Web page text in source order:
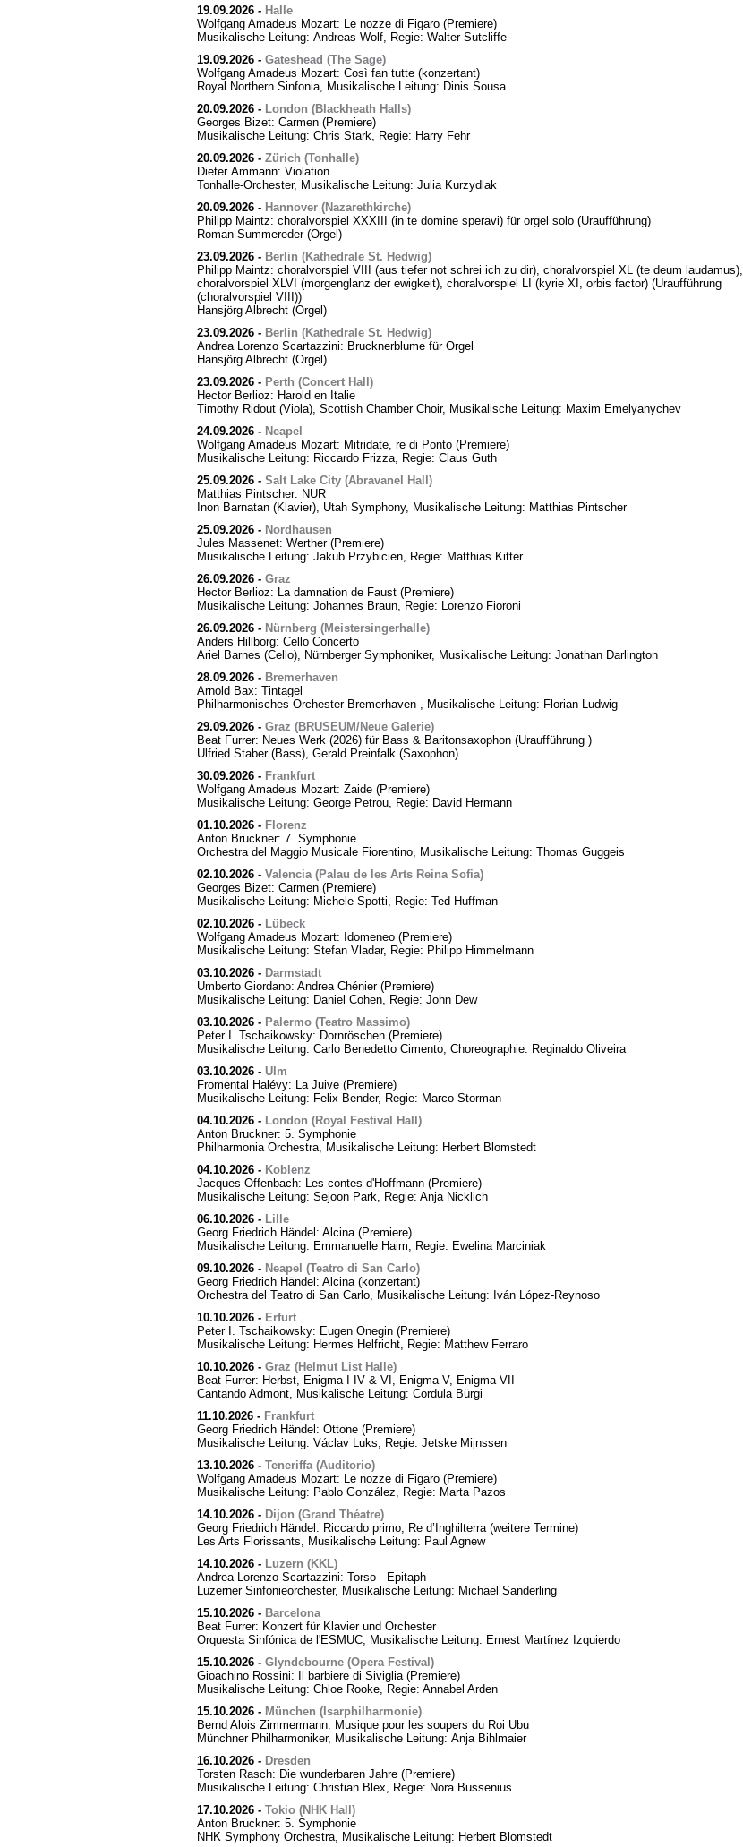
19.09.2026- Halle
Wolfgang Amadeus Mozart: Le nozze di Figaro (Premiere)
Musikalische Leitung: Andreas Wolf, Regie: Walter Sutcliffe
19.09.2026- Gateshead (The Sage)
Wolfgang Amadeus Mozart: Così fan tutte (konzertant)
Royal Northern Sinfonia, Musikalische Leitung: Dinis Sousa
20.09.2026- London (Blackheath Halls)
Georges Bizet: Carmen (Premiere)
Musikalische Leitung: Chris Stark, Regie: Harry Fehr
20.09.2026- Zürich (Tonhalle)
Dieter Ammann: Violation
Tonhalle-Orchester, Musikalische Leitung: Julia Kurzydlak
20.09.2026- Hannover (Nazarethkirche)
Philipp Maintz: choralvorspiel XXXIII (in te domine speravi) für orgel solo (Uraufführung)
Roman Summereder (Orgel)
23.09.2026- Berlin (Kathedrale St. Hedwig)
Philipp Maintz: choralvorspiel VIII (aus tiefer not schrei ich zu dir), choralvorspiel XL (te deum laudamus),
choralvorspiel XLVI (morgenglanz der ewigkeit), choralvorspiel LI (kyrie XI, orbis factor) (Uraufführung
(choralvorspiel VIII))
Hansjörg Albrecht (Orgel)
23.09.2026- Berlin (Kathedrale St. Hedwig)
Andrea Lorenzo Scartazzini: Brucknerblume für Orgel
Hansjörg Albrecht (Orgel)
23.09.2026- Perth (Concert Hall)
Hector Berlioz: Harold en Italie
Timothy Ridout (Viola), Scottish Chamber Choir, Musikalische Leitung: Maxim Emelyanychev
24.09.2026- Neapel
Wolfgang Amadeus Mozart: Mitridate, re di Ponto (Premiere)
Musikalische Leitung: Riccardo Frizza, Regie: Claus Guth
25.09.2026- Salt Lake City (Abravanel Hall)
Matthias Pintscher: NUR
Inon Barnatan (Klavier), Utah Symphony, Musikalische Leitung: Matthias Pintscher
25.09.2026- Nordhausen
Jules Massenet: Werther (Premiere)
Musikalische Leitung: Jakub Przybicien, Regie: Matthias Kitter
26.09.2026- Graz
Hector Berlioz: La damnation de Faust (Premiere)
Musikalische Leitung: Johannes Braun, Regie: Lorenzo Fioroni
26.09.2026- Nürnberg (Meistersingerhalle)
Anders Hillborg: Cello Concerto
Ariel Barnes (Cello), Nürnberger Symphoniker, Musikalische Leitung: Jonathan Darlington
28.09.2026- Bremerhaven
Arnold Bax: Tintagel
Philharmonisches Orchester Bremerhaven , Musikalische Leitung: Florian Ludwig
29.09.2026- Graz (BRUSEUM/Neue Galerie)
Beat Furrer: Neues Werk (2026) für Bass & Baritonsaxophon (Uraufführung )
Ulfried Staber (Bass), Gerald Preinfalk (Saxophon)
30.09.2026- Frankfurt
Wolfgang Amadeus Mozart: Zaide (Premiere)
Musikalische Leitung: George Petrou, Regie: David Hermann
01.10.2026- Florenz
Anton Bruckner: 7. Symphonie
Orchestra del Maggio Musicale Fiorentino, Musikalische Leitung: Thomas Guggeis
02.10.2026- Valencia (Palau de les Arts Reina Sofia)
Georges Bizet: Carmen (Premiere)
Musikalische Leitung: Michele Spotti, Regie: Ted Huffman
02.10.2026- Lübeck
Wolfgang Amadeus Mozart: Idomeneo (Premiere)
Musikalische Leitung: Stefan Vladar, Regie: Philipp Himmelmann
03.10.2026- Darmstadt
Umberto Giordano: Andrea Chénier (Premiere)
Musikalische Leitung: Daniel Cohen, Regie: John Dew
03.10.2026- Palermo (Teatro Massimo)
Peter I. Tschaikowsky: Dornröschen (Premiere)
Musikalische Leitung: Carlo Benedetto Cimento, Choreographie: Reginaldo Oliveira
03.10.2026- Ulm
Fromental Halévy: La Juive (Premiere)
Musikalische Leitung: Felix Bender, Regie: Marco Storman
04.10.2026- London (Royal Festival Hall)
Anton Bruckner: 5. Symphonie
Philharmonia Orchestra, Musikalische Leitung: Herbert Blomstedt
04.10.2026- Koblenz
Jacques Offenbach: Les contes d'Hoffmann (Premiere)
Musikalische Leitung: Sejoon Park, Regie: Anja Nicklich
06.10.2026- Lille
Georg Friedrich Händel: Alcina (Premiere)
Musikalische Leitung: Emmanuelle Haim, Regie: Ewelina Marciniak
09.10.2026- Neapel (Teatro di San Carlo)
Georg Friedrich Händel: Alcina (konzertant)
Orchestra del Teatro di San Carlo, Musikalische Leitung: Iván López-Reynoso
10.10.2026- Erfurt
Peter I. Tschaikowsky: Eugen Onegin (Premiere)
Musikalische Leitung: Hermes Helfricht, Regie: Matthew Ferraro
10.10.2026- Graz (Helmut List Halle)
Beat Furrer: Herbst, Enigma I-IV & VI, Enigma V, Enigma VII
Cantando Admont, Musikalische Leitung: Cordula Bürgi
11.10.2026- Frankfurt
Georg Friedrich Händel: Ottone (Premiere)
Musikalische Leitung: Václav Luks, Regie: Jetske Mijnssen
13.10.2026- Teneriffa (Auditorio)
Wolfgang Amadeus Mozart: Le nozze di Figaro (Premiere)
Musikalische Leitung: Pablo González, Regie: Marta Pazos
14.10.2026- Dijon (Grand Théatre)
Georg Friedrich Händel: Riccardo primo, Re d’Inghilterra (weitere Termine)
Les Arts Florissants, Musikalische Leitung: Paul Agnew
14.10.2026- Luzern (KKL)
Andrea Lorenzo Scartazzini: Torso - Epitaph
Luzerner Sinfonieorchester, Musikalische Leitung: Michael Sanderling
15.10.2026- Barcelona
Beat Furrer: Konzert für Klavier und Orchester
Orquesta Sinfónica de l'ESMUC, Musikalische Leitung: Ernest Martínez Izquierdo
15.10.2026- Glyndebourne (Opera Festival)
Gioachino Rossini: Il barbiere di Siviglia (Premiere)
Musikalische Leitung: Chloe Rooke, Regie: Annabel Arden
15.10.2026- München (Isarphilharmonie)
Bernd Alois Zimmermann: Musique pour les soupers du Roi Ubu
Münchner Philharmoniker, Musikalische Leitung: Anja Bihlmaier
16.10.2026- Dresden
Torsten Rasch: Die wunderbaren Jahre (Premiere)
Musikalische Leitung: Christian Blex, Regie: Nora Bussenius
17.10.2026- Tokio (NHK Hall)
Anton Bruckner: 5. Symphonie
NHK Symphony Orchestra, Musikalische Leitung: Herbert Blomstedt